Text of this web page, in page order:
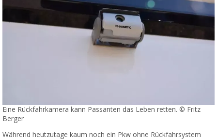
Eine Rückfahrkamera kann Passanten das Leben retten. © Fritz
Berger
Während heutzutage kaum noch ein Pkw ohne Rückfahrsystem